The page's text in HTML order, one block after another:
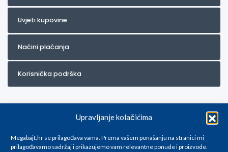
Upravljanje kolačićima
Megabajt.hr se prilagođava vama. Prema vašem ponašanju na stranici mi
prilagođavamo sadržaj i prikazujemo vam relevantne ponude i proizvode.
Uvjeti kupovine
Načini plaćanja
Korisnička podrška